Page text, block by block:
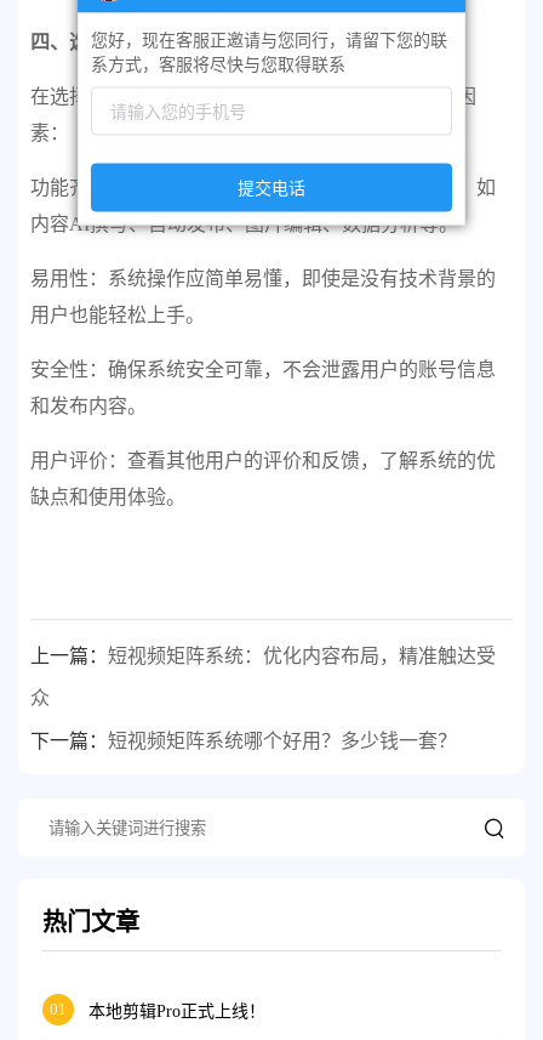
四、选择建议
在选择短视频图文自动发布系统时，建议考虑以下因
素：
功能齐全性：选择功能齐全的系统，满足多种需求，如
内容AI撰写、自动发布、图片编辑、数据分析等。
易用性：系统操作应简单易懂，即使是没有技术背景的
用户也能轻松上手。
安全性：确保系统安全可靠，不会泄露用户的账号信息
和发布内容。
用户评价：查看其他用户的评价和反馈，了解系统的优
缺点和使用体验。
上一篇： 短视频矩阵系统：优化内容布局，精准触达受
众
下一篇： 短视频矩阵系统哪个好用？多少钱一套？
热门文章
01 本地剪辑Pro正式上线！
您好，现在客服正邀请与您同行，请留下您的联
系方式，客服将尽快与您取得联系
提交电话